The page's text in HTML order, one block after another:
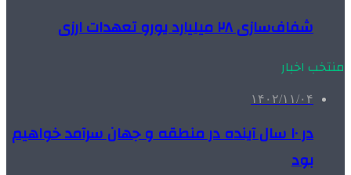
شفاف‌سازی ۲۸ میلیارد یورو تعهدات ارزی
منتخب اخبار
۱۴۰۲/۱۱/۰۴
در ۱۰ سال آینده در منطقه و جهان سرآمد خواهیم
بود